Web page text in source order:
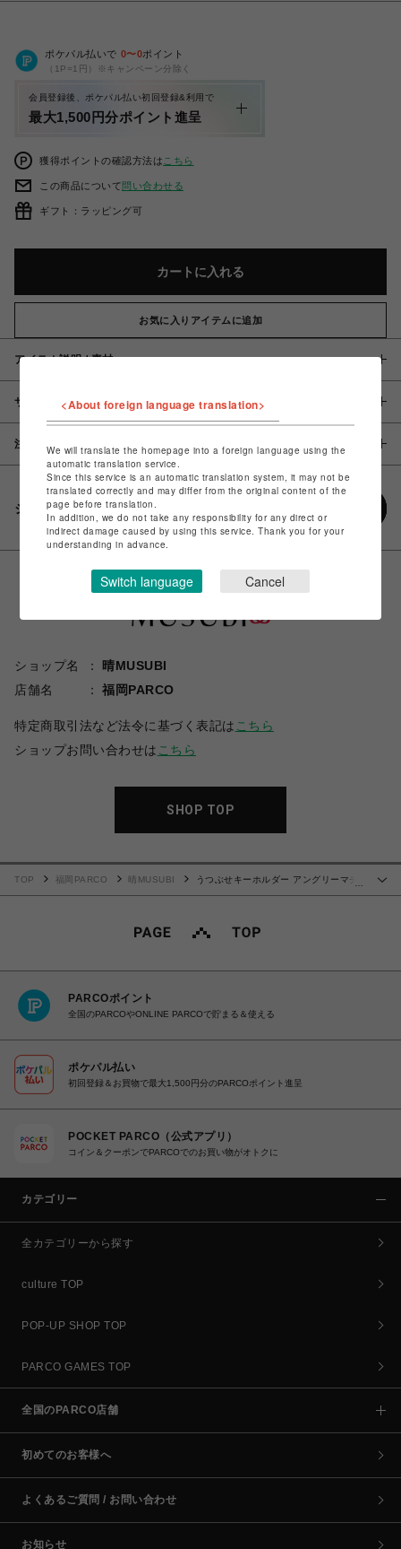
ポケパル払いで 0〜0ポイント
（1P=1円）※キャンペーン分除く
会員登録後、ポケパル払い初回登録&利用で
最大1,500円分ポイント進呈
獲得ポイントの確認方法は こちら
この商品について問い合わせる
ギフト：ラッピング可
カートに入れる
お気に入りアイテムに追加
アイテム説明 / 素材
サイズ
注意事項
シェアする
ショップ名
晴MUSUBI
店舗名
福岡PARCO
特定商取引法など法令に基づく表記は こちら
ショップお問い合わせは こちら
SHOP TOP
TOP 福岡PARCO 晴MUSUBI
うつぶせキーホルダー アングリーマチ
PARCOポイント
全国のPARCOやONLINE PARCOで貯まる＆使える
ポケパル払い
初回登録＆お買物で最大1,500円分のPARCOポイント進呈
POCKET PARCO（公式アプリ）
コイン＆クーポンでPARCOでのお買い物がオトクに
カテゴリー
全カテゴリーから探す
culture TOP
POP-UP SHOP TOP
PARCO GAMES TOP
全国のPARCO店舗
初めてのお客様へ
よくあるご質問 / お問い合わせ
お知らせ
<About foreign language translation>
We will translate the homepage into a foreign language using the
automatic translation service.
Since this service is an automatic translation system, it may not be
translated correctly and may differ from the original content of the
page before translation.
In addition, we do not take any responsibility for any direct or
indirect damage caused by using this service. Thank you for your
understanding in advance.
Switch language Cancel